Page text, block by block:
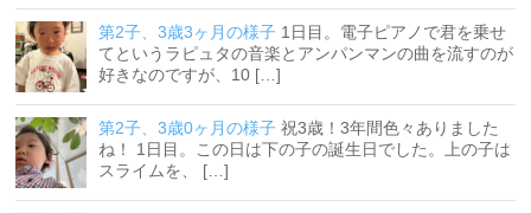
第2子、3歳3ヶ月の様子 1日目。電子ピアノで君を乗せ
てというラピュタの音楽とアンパンマンの曲を流すのが
好きなのですが、10 […]
第2子、3歳0ヶ月の様子 祝3歳！3年間色々ありました
ね！ 1日目。この日は下の子の誕生日でした。上の子は
スライムを、 […]